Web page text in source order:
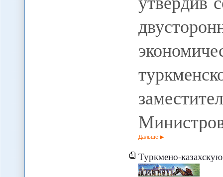
Дальше
Туркмено-казахскую